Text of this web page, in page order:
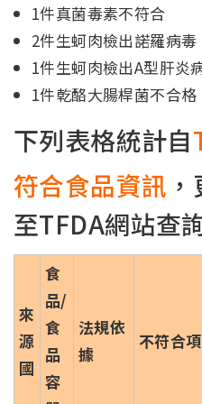
1件真菌毒素不符合
2件生蚵肉檢出諾羅病毒
1件生蚵肉檢出A型肝炎
1件乾酪大腸桿菌不合格
下列表格統計自
符合食品資訊
至TFDA網站查
來
源
國
食
品/
食
品
容
法規依
據
不符合